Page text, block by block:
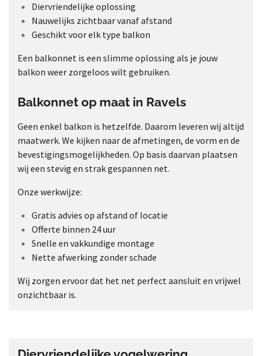
Diervriendelijke oplossing
Nauwelijks zichtbaar vanaf afstand
Geschikt voor elk type balkon
Een balkonnet is een slimme oplossing als je jouw
balkon weer zorgeloos wilt gebruiken.
Balkonnet op maat in Ravels
Geen enkel balkon is hetzelfde. Daarom leveren wij altijd
maatwerk. We kijken naar de afmetingen, de vorm en de
bevestigingsmogelijkheden. Op basis daarvan plaatsen
wij een stevig en strak gespannen net.
Onze werkwijze:
Gratis advies op afstand of locatie
Offerte binnen 24 uur
Snelle en vakkundige montage
Nette afwerking zonder schade
Wij zorgen ervoor dat het net perfect aansluit en vrijwel
onzichtbaar is.